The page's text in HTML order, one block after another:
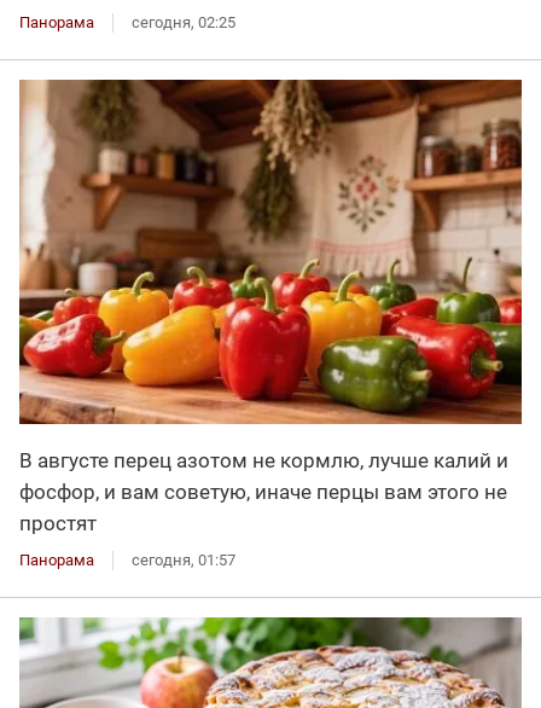
Панорама сегодня, 02:25
В августе перец азотом не кормлю, лучше калий и
фосфор, и вам советую, иначе перцы вам этого не
простят
Панорама сегодня, 01:57